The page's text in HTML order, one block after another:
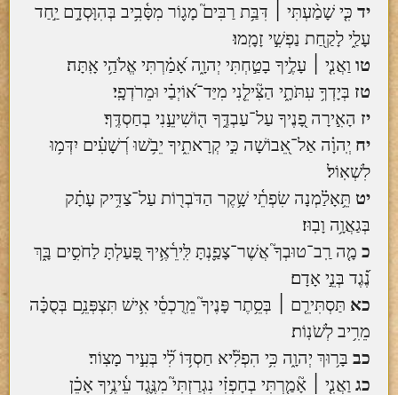
יד כִּ֤י שָׁמַ֨עְתִּי ׀ דִּבַּ֥ת רַבִּים֮ מָג֪וֹר מִסָּ֫בִ֥יב בְּהִוָּסְדָ֣ם יַ֣חַד
עָלַ֑י לָקַ֖חַת נַפְשִׁ֣י זָמָֽמוּ׃
טו וַאֲנִ֤י ׀ עָלֶ֣יךָ בָטַ֣חְתִּי יְהוָ֑ה אָ֝מַ֗רְתִּי אֱלֹהַ֥י אָֽתָּה׃
טז בְּיָדְךָ֥ עִתֹּתָ֑י הַצִּ֘ילֵ֤נִי מִיַּד־א֝וֹיְבַ֗י וּמֵרֹדְפָֽי׃
יז הָאִ֣ירָה פָ֭נֶיךָ עַל־עַבְדֶּ֑ךָ ה֖וֹשִׁיעֵ֣נִי בְחַסְדֶּֽךָ׃
יח יְֽהוָ֗ה אַל־אֵ֭בוֹשָׁה כִּ֣י קְרָאתִ֑יךָ יֵבֹ֥שׁוּ רְ֝שָׁעִ֗ים יִדְּמ֥וּ
לִשְׁאֽוֹל׃
יט תֵּ֥אָלַ֗מְנָה שִׂפְתֵ֫י שָׁ֥קֶר הַדֹּבְר֖וֹת עַל־צַדִּ֥יק עָתָ֗ק
בְּגַאֲוָ֥ה וָבֽוּז׃
כ מָ֤ה רַֽב־טוּבְךָ֮ אֲשֶׁר־צָפַ֪נְתָּ לִּֽירֵ֫אֶ֥יךָ פָּ֭עַלְתָּ לַחֹסִ֣ים בָּ֑ךְ
נֶ֝֗גֶד בְּנֵ֣י אָדָם׃
כא תַּסְתִּירֵ֤ם ׀ בְּסֵ֥תֶר פָּנֶיךָ֮ מֵֽרֻכְסֵ֫י אִ֥ישׁ תִּצְפְּנֵ֥ם בְּסֻכָּ֗ה
מֵרִ֥יב לְשֹׁנֽוֹת׃
כב בָּר֥וּךְ יְהוָ֑ה כִּ֥י הִפְלִ֘יא חַסְדּ֥וֹ לִ֝֗י בְּעִ֣יר מָצֽוֹר׃
כג וַאֲנִ֤י ׀ אָ֘מַ֤רְתִּי בְחָפְזִ֗י נִגְרַזְתִּי֮ מִנֶּ֪גֶד עֵ֫ינֶ֥יךָ אָכֵ֗ן